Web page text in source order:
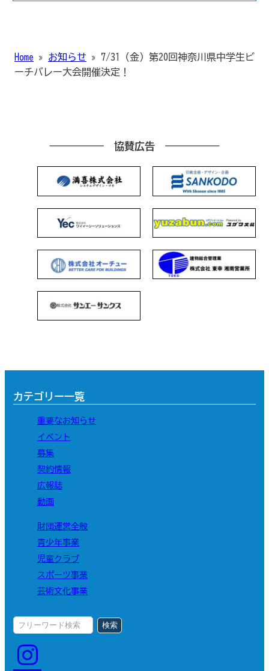
Home » お知らせ » 7/31（金）第20回神奈川県中学生ビ
ーチバレー大会開催決定！
協賛広告
カテゴリー一覧
重要なお知らせ
イベント
募集
契約情報
広報誌
動画
財団運営全般
青少年事業
児童クラブ
スポーツ事業
芸術文化事業
検索